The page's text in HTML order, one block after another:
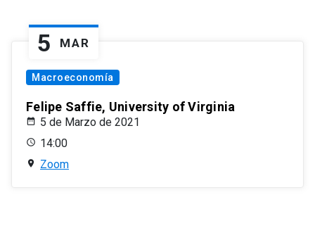
5 MAR
Macroeconomía
Felipe Saffie, University of Virginia
5 de Marzo de 2021
14:00
Zoom